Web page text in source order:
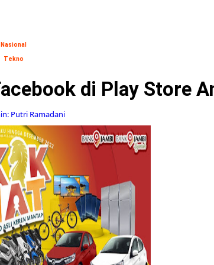
Nasional
Tekno
di Play Store
Putri Ramadani